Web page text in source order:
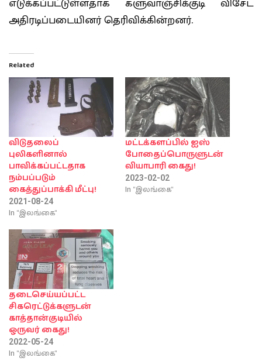
எடுக்கப்பட்டுள்ளதாக களுவாஞ்சிக்குடி விசேட
அதிரடிப்படையினர் தெரிவிக்கின்றனர்.
Related
விடுதலைப்
புலிகளினால்
பாவிக்கப்பட்டதாக
நம்பப்படும்
கைத்துப்பாக்கி மீட்பு!
2021-08-24
In "இலங்கை"
மட்டக்களப்பில் ஐஸ்
போதைப்பொருளுடன்
வியாபாரி கைது!
2023-02-02
In "இலங்கை"
தடைசெய்யப்பட்ட
சிகரெட்டுக்களுடன்
காத்தான்குடியில்
ஒருவர் கைது!
2022-05-24
In "இலங்கை"